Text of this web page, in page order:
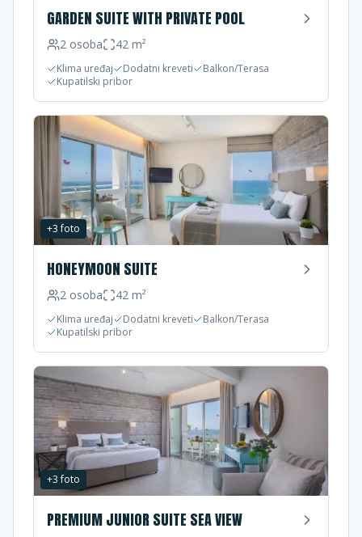
GARDEN SUITE WITH PRIVATE POOL
2 osoba 42 m²
Klima uređaj Dodatni kreveti
Balkon/Terasa
Kupatilski pribor
+3foto
HONEYMOON SUITE
2 osoba 42 m²
Klima uređaj Dodatni kreveti
Balkon/Terasa
Kupatilski pribor
+3foto
PREMIUM JUNIOR SUITE SEA VIEW